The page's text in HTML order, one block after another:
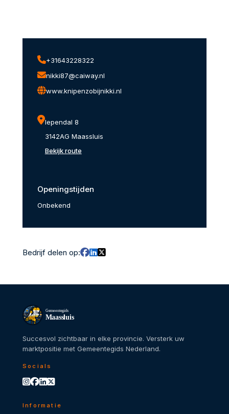
+31643228322
nikki87@caiway.nl
www.knipenzobijnikki.nl
Iependal 8
3142AG Maassluis
Bekijk route
Openingstijden
Onbekend
Bedrijf delen op:
Gemeentegids
Maassluis
Succesvol zichtbaar in elke provincie. Versterk uw
marktpositie met Gemeentegids Nederland.
Socials
Informatie